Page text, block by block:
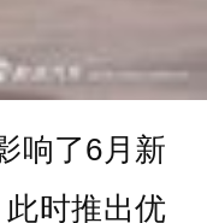
响了6月新
时推出优